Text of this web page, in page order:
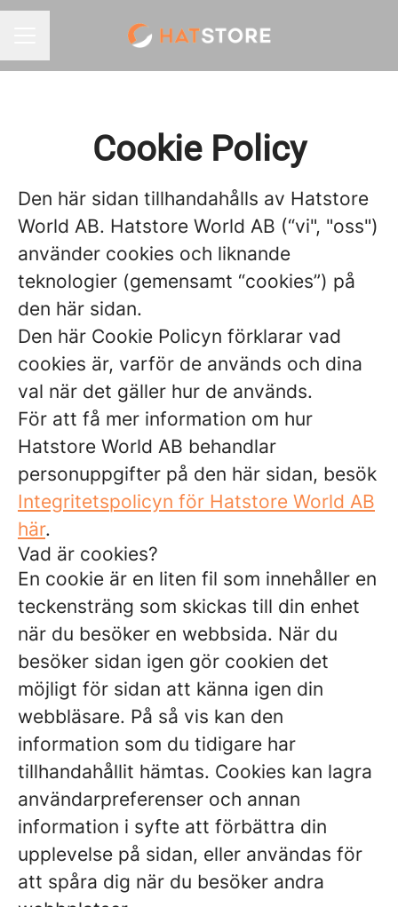
Cookie Policy
Den här sidan tillhandahålls av Hatstore
World AB. Hatstore World AB (“vi", "oss")
använder cookies och liknande
teknologier (gemensamt “cookies”) på
den här sidan.
Den här Cookie Policyn förklarar vad
cookies är, varför de används och dina
val när det gäller hur de används.
För att få mer information om hur
Hatstore World AB behandlar
personuppgifter på den här sidan, besök
Integritetspolicyn för Hatstore World AB
här.
Vad är cookies?
En cookie är en liten fil som innehåller en
teckensträng som skickas till din enhet
när du besöker en webbsida. När du
besöker sidan igen gör cookien det
möjligt för sidan att känna igen din
webbläsare. På så vis kan den
information som du tidigare har
tillhandahållit hämtas. Cookies kan lagra
användarpreferenser och annan
information i syfte att förbättra din
upplevelse på sidan, eller användas för
att spåra dig när du besöker andra